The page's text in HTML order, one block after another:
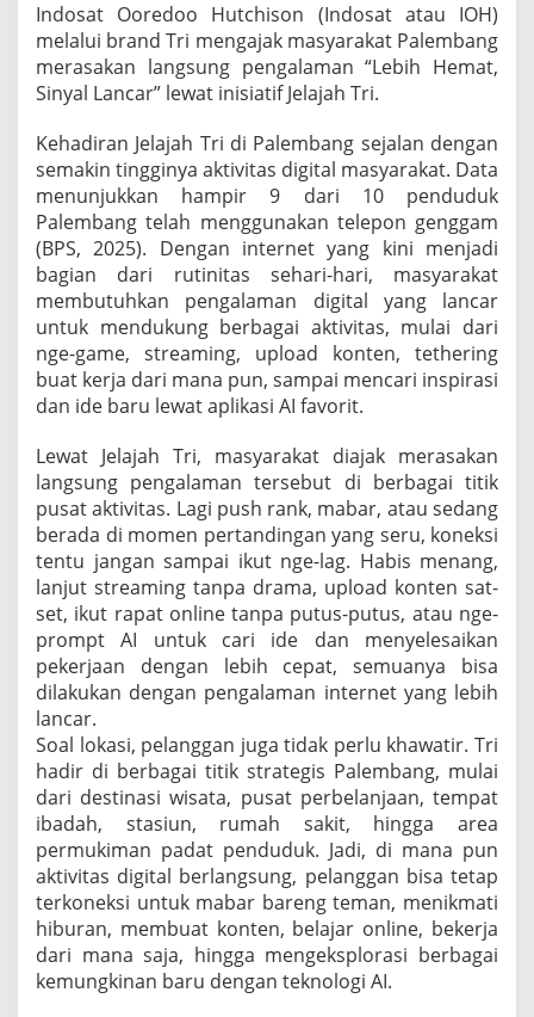
L
e
b
i
e
m
a
t
S
i
n
y
a
L
a
c
a
”
Indosat Ooredoo Hutchison (Indosat atau IOH)
melalui brand Tri mengajak masyarakat Palembang
merasakan langsung pengalaman “Lebih Hemat,
Sinyal Lancar” lewat inisiatif Jelajah Tri.
Kehadiran Jelajah Tri di Palembang sejalan dengan
semakin tingginya aktivitas digital masyarakat. Data
menunjukkan hampir 9 dari 10 penduduk
Palembang telah menggunakan telepon genggam
(BPS, 2025). Dengan internet yang kini menjadi
bagian dari rutinitas sehari-hari, masyarakat
membutuhkan pengalaman digital yang lancar
untuk mendukung berbagai aktivitas, mulai dari
nge-game, streaming, upload konten, tethering
buat kerja dari mana pun, sampai mencari inspirasi
dan ide baru lewat aplikasi AI favorit.
Lewat Jelajah Tri, masyarakat diajak merasakan
langsung pengalaman tersebut di berbagai titik
pusat aktivitas. Lagi push rank, mabar, atau sedang
berada di momen pertandingan yang seru, koneksi
tentu jangan sampai ikut nge-lag. Habis menang,
lanjut streaming tanpa drama, upload konten sat-
set, ikut rapat online tanpa putus-putus, atau nge-
prompt AI untuk cari ide dan menyelesaikan
pekerjaan dengan lebih cepat, semuanya bisa
dilakukan dengan pengalaman internet yang lebih
lancar.
Soal lokasi, pelanggan juga tidak perlu khawatir. Tri
hadir di berbagai titik strategis Palembang, mulai
dari destinasi wisata, pusat perbelanjaan, tempat
ibadah, stasiun, rumah sakit, hingga area
permukiman padat penduduk. Jadi, di mana pun
aktivitas digital berlangsung, pelanggan bisa tetap
terkoneksi untuk mabar bareng teman, menikmati
hiburan, membuat konten, belajar online, bekerja
dari mana saja, hingga mengeksplorasi berbagai
kemungkinan baru dengan teknologi AI.